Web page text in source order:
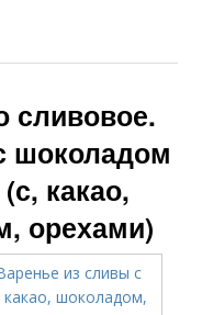
сливовое.
шоколадом
какао,
орехами)